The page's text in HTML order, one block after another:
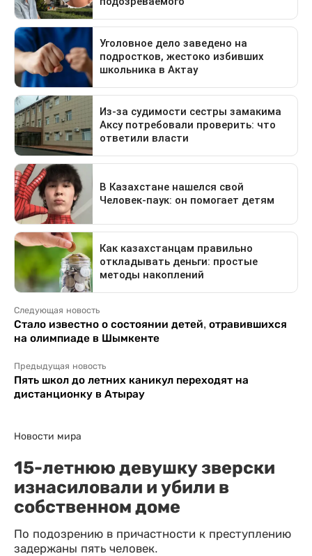
Следующая новость
Стало известно о состоянии детей, отравившихся
на олимпиаде в Шымкенте
Предыдущая новость
Пять школ до летних каникул переходят на
дистанционку в Атырау
Новости мира
15-летнюю девушку зверски
изнасиловали и убили в
собственном доме
По подозрению в причастности к преступлению
задержаны пять человек.